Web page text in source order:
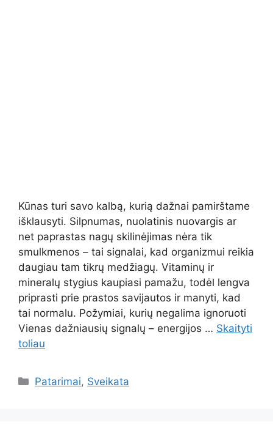
Kūnas turi savo kalbą, kurią dažnai pamirštame
išklausyti. Silpnumas, nuolatinis nuovargis ar
net paprastas nagų skilinėjimas nėra tik
smulkmenos – tai signalai, kad organizmui reikia
daugiau tam tikrų medžiagų. Vitaminų ir
mineralų stygius kaupiasi pamažu, todėl lengva
priprasti prie prastos savijautos ir manyti, kad
tai normalu. Požymiai, kurių negalima ignoruoti
Vienas dažniausių signalų – energijos … Skaityti
toliau
Kategorijos
Patarimai, Sveikata